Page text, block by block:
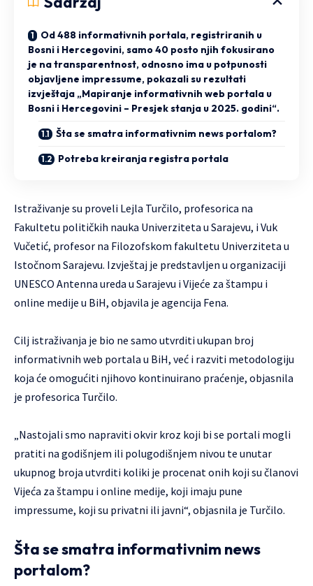
Od 488 informativnih portala, registriranih u
Bosni i Hercegovini, samo 40 posto njih fokusirano
je na transparentnost, odnosno ima u potpunosti
objavljene impressume, pokazali su rezultati
izvještaja „Mapiranje informativnih web portala u
Bosni i Hercegovini – Presjek stanja u 2025. godini“.
Šta se smatra informativnim news portalom?
Potreba kreiranja registra portala
Istraživanje su proveli Lejla Turčilo, profesorica na
Fakultetu političkih nauka Univerziteta u Sarajevu, i Vuk
Vučetić, profesor na Filozofskom fakultetu Univerziteta u
Istočnom Sarajevu. Izvještaj je predstavljen u organizaciji
UNESCO Antenna ureda u Sarajevu i Vijeće za štampu i
online medije u BiH, objavila je agencija Fena.
Cilj istraživanja je bio ne samo utvrditi ukupan broj
informativnih web portala u BiH, već i razviti metodologiju
koja će omogućiti njihovo kontinuirano praćenje, objasnila
je profesorica Turčilo.
„Nastojali smo napraviti okvir kroz koji bi se portali mogli
pratiti na godišnjem ili polugodišnjem nivou te unutar
ukupnog broja utvrditi koliki je procenat onih koji su članovi
Vijeća za štampu i online medije, koji imaju pune
impressume, koji su privatni ili javni“, objasnila je Turčilo.
Šta se smatra informativnim news
portalom?